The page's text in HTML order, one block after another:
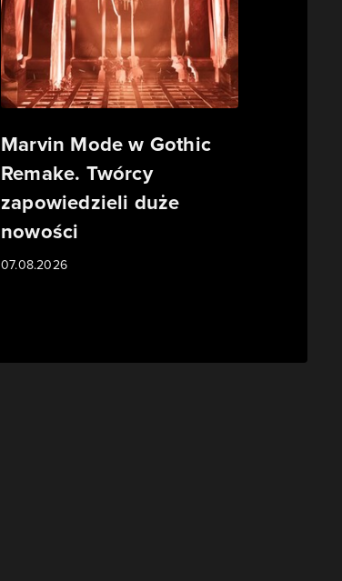
Marvin Mode w Gothic
Remake. Twórcy
zapowiedzieli duże
nowości
07.08.2026